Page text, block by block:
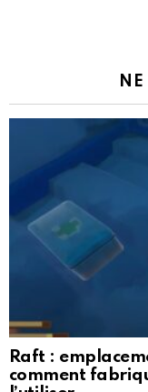
Raft :
comment